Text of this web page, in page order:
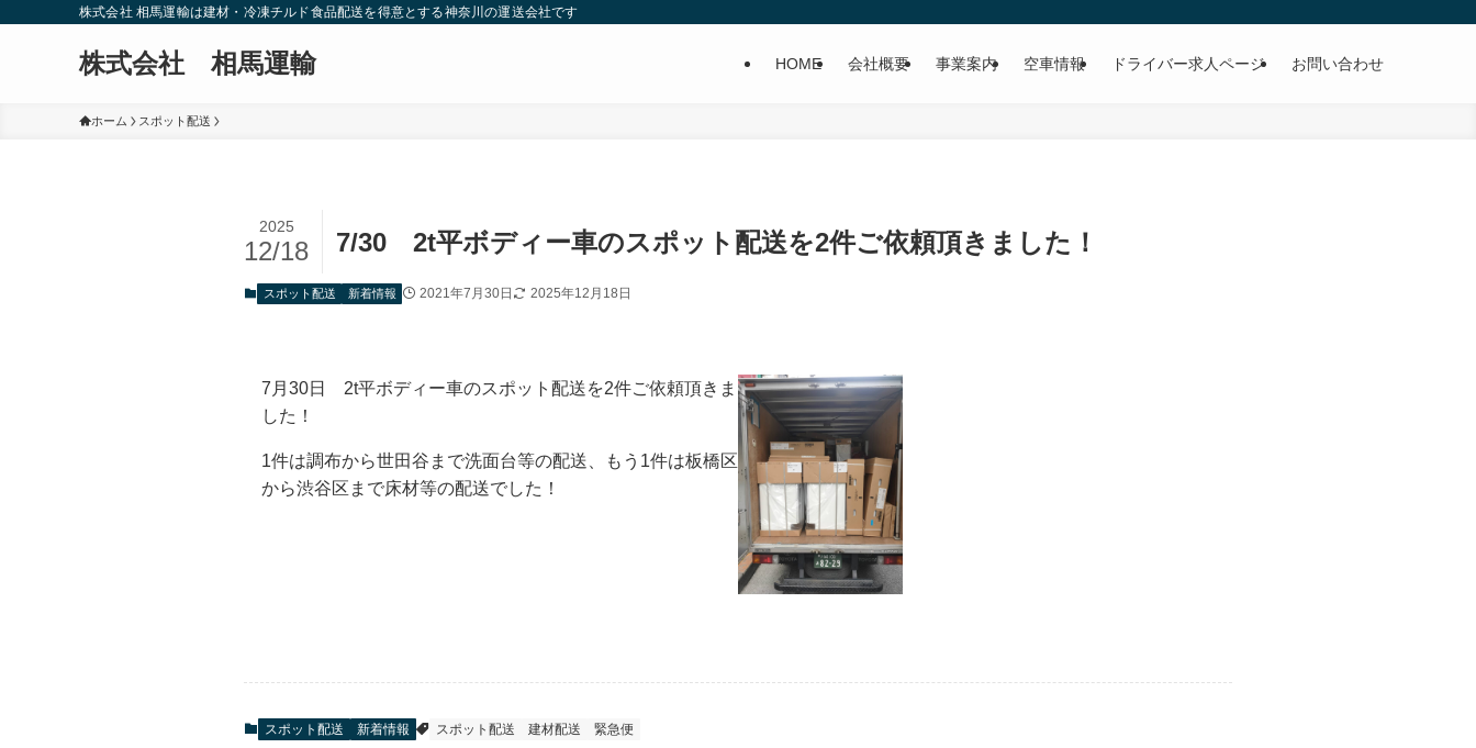
株式会社 相馬運輸は建材・冷凍チルド食品配送を得意とする神奈川の運送会社です
株式会社 相馬運輸 HOME 会社概要 事業案内 空車情報 ドライバー求人ページ お問い合わせ
ホーム スポット配送
7/30 2t平ボディー車のスポット配送を2件ご依頼頂きました！
2025
12/18
スポット配送 新着情報 2021年7月30日 2025年12月18日
7月30日 2t平ボディー車のスポット配送を2件ご依頼頂きま
した！
1件は調布から世田谷まで洗面台等の配送、もう1件は板橋区
から渋谷区まで床材等の配送でした！
スポット配送 新着情報 スポット配送 建材配送 緊急便